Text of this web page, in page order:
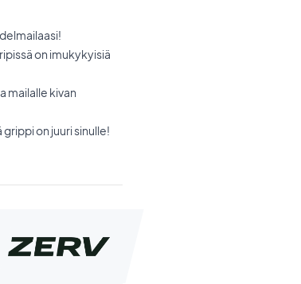
on imukykyisiä
mailalle kivan
on juuri sinulle!